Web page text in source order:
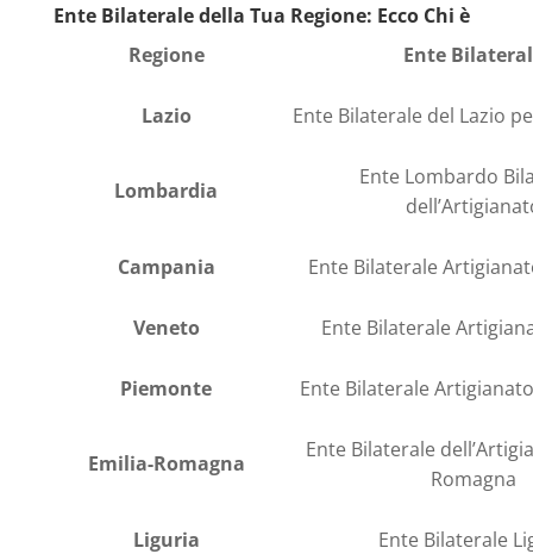
Ente Bilaterale della Tua Regione: Ecco Chi è
Regione
Ente
Lazio Ente Bilaterale del Lazio
Lombardia
Ente Lombardo
Campania Ente Bilaterale
Veneto Ente Bilaterale
Piemonte Ente Bilaterale
Emilia-Romagna
Ente Bilaterale
Romagna
Liguria Ente Bilaterale